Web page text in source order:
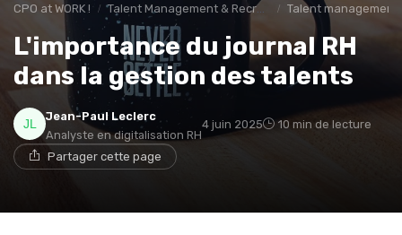
CPO at WORK ! Talent Management & Recrutement Talent
L'importance du journal RH
dans la gestion des talents
Jean-Paul Leclerc
Analyste en digitalisation RH
4 juin 2025 10 min de lecture
Partager cette page